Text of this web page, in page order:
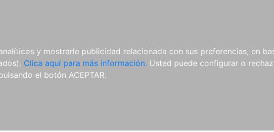
y mostrarle publicidad relacionada con sus preferencias, en
Clica aquí para más información. Usted puede configurar o
el botón ACEPTAR.
E-BOOKS
LibrosAutoresColecciones